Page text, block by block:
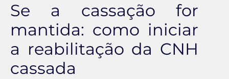
Se a cassação for
mantida: como iniciar
a reabilitação da CNH
cassada